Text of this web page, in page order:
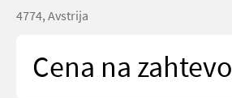
4774, Avstrija
Cena na zahtevo